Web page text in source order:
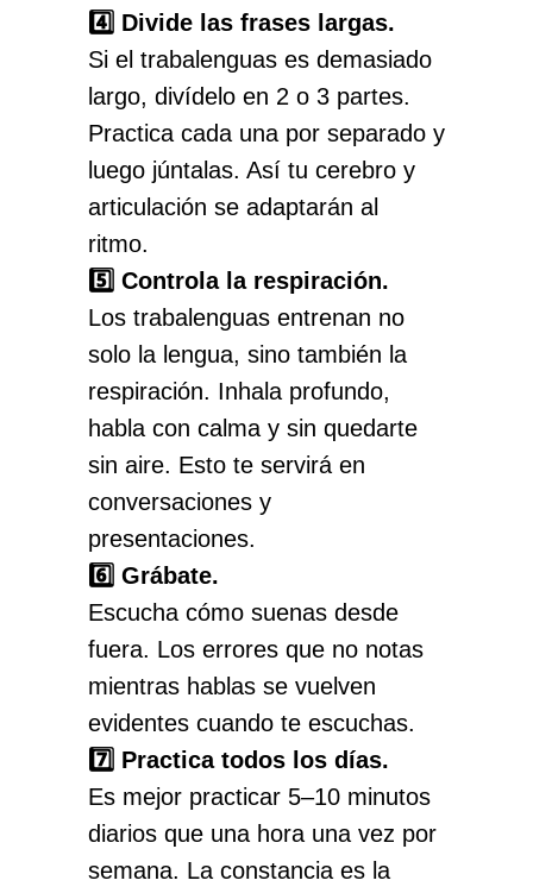
4️⃣ Divide las frases largas.
Si el trabalenguas es demasiado
largo, divídelo en 2 o 3 partes.
Practica cada una por separado y
luego júntalas. Así tu cerebro y
articulación se adaptarán al
ritmo.
5️⃣ Controla la respiración.
Los trabalenguas entrenan no
solo la lengua, sino también la
respiración. Inhala profundo,
habla con calma y sin quedarte
sin aire. Esto te servirá en
conversaciones y
presentaciones.
6️⃣ Grábate.
Escucha cómo suenas desde
fuera. Los errores que no notas
mientras hablas se vuelven
evidentes cuando te escuchas.
7️⃣ Practica todos los días.
Es mejor practicar 5–10 minutos
diarios que una hora una vez por
semana. La constancia es la